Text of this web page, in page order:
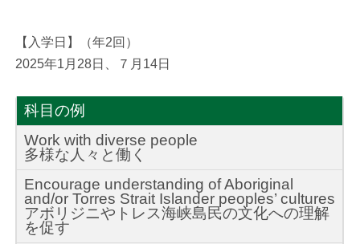
【入学日】（年2回）
2025年1月28日、７月14日
科目の例
Work with diverse people
多様な人々と働く
Encourage understanding of Aboriginal
and/or Torres Strait Islander peoples’ cultures
アボリジニやトレス海峡島民の文化への理解
を促す